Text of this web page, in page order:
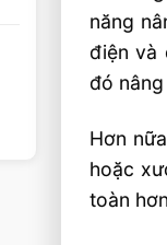
năng
điện và
đó
Hơn
hoặc
toàn